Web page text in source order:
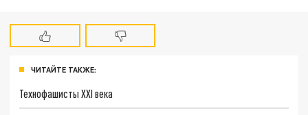
ЧИТАЙТЕ ТАКЖЕ:
Технофашисты XXI века